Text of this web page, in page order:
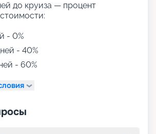
до круиза — процент
- 0%
- 40%
- 60%